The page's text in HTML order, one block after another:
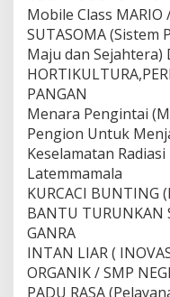
Mobile Class MARIO
SUTASOMA
Maju dan Sejahtera)
PANGAN
Menara Pengintai
Pengion Untuk
Keselamatan
Latemmamala
KURCACI BUNTING
BANTU TURUNKAN
GANRA
INTAN LIAR (
ORGANIK / SMP
PADU RASA